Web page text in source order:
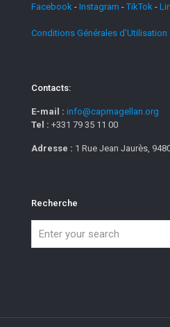
Facebook - Instagram -TikTok -
Conditions Générales d'Utilisation
Contacts:
E-mail : info@capmagellan.org
Tel : +331 79 35 11 00
Adresse : 1 Rue Jean Jaurès,
Recherche